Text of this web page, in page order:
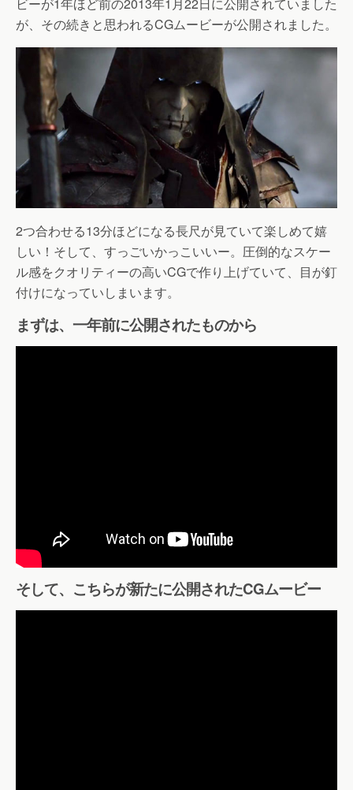
が、その続きと思われるCGムービーが公開されました。
2つ合わせる13分ほどになる長尺が見ていて楽しめて嬉
しい！そして、すっごいかっこいいー。圧倒的なスケー
ル感をクオリティーの高いCGで作り上げていて、目が釘
付けになっていしまいます。
まずは、一年前に公開されたものから
そして、こちらが新たに公開されたCGムービー